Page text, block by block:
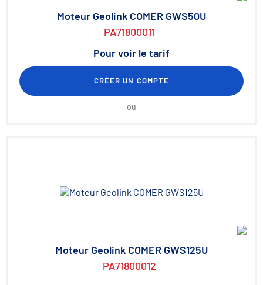
Moteur Geolink COMER GWS50U
PA71800011
Pour voir le tarif
CRÉER UN COMPTE
ou
Moteur Geolink COMER GWS125U
PA71800012